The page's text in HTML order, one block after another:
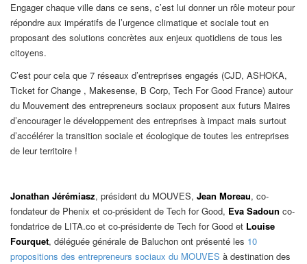
Engager chaque ville dans ce sens, c’est lui donner un rôle moteur pour
répondre aux impératifs de l’urgence climatique et sociale tout en
proposant des solutions concrètes aux enjeux quotidiens de tous les
citoyens.
C’est pour cela que 7 réseaux d’entreprises engagés (CJD, ASHOKA,
Ticket for Change , Makesense, B Corp, Tech For Good France) autour
du Mouvement des entrepreneurs sociaux proposent aux futurs Maires
d’encourager le développement des entreprises à impact mais surtout
d’accélérer la transition sociale et écologique de toutes les entreprises
de leur territoire !
Jonathan Jérémiasz, président du MOUVES, Jean Moreau, co-
fondateur de Phenix et co-président de Tech for Good, Eva Sadoun co-
fondatrice de LITA.co et co-présidente de Tech for Good et Louise
Fourquet, déléguée générale de Baluchon ont présenté les 10
propositions des entrepreneurs sociaux du MOUVES à destination des